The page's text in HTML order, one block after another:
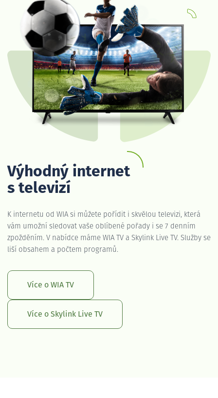
Výhodný internet
s televizí
K internetu od WIA si můžete pořídit i skvělou televizi, která
vám umožní sledovat vaše oblíbené pořady i se 7 denním
zpožděním. V nabídce máme WIA TV a Skylink Live TV. Služby se
liší obsahem a počtem programů.
Více o WIA TV
Více o Skylink Live TV